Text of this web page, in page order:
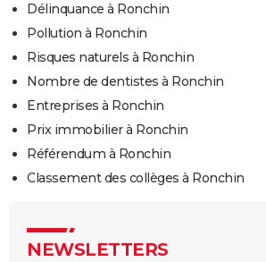
Délinquance à Ronchin
Pollution à Ronchin
Risques naturels à Ronchin
Nombre de dentistes à Ronchin
Entreprises à Ronchin
Prix immobilier à Ronchin
Référendum à Ronchin
Classement des collèges à Ronchin
NEWSLETTERS